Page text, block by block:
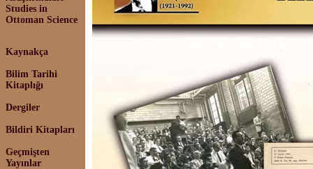
Studies in
Ottoman Science
Kaynakça
Bilim Tarihi
Kitaplığı
Dergiler
Bildiri Kitapları
Geçmişten
Yayınlar